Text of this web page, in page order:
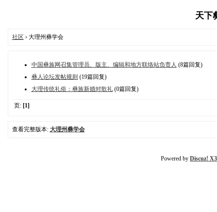
天下
社区 › 大理州彝学会
中国彝族网召集管理员、版主、编辑和地方联络站负责人 (8篇回复)
彝人论坛发帖规则 (19篇回复)
大理传统礼俗：彝族新婚对歌礼(0篇回复)
页: [1]
查看完整版本: 大理州彝学会
Powered by Discuz!